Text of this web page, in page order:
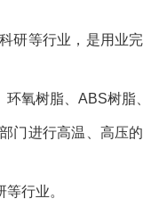
研等行业，是用业
氧树脂、ABS树脂
门进行高温、高压
行业。